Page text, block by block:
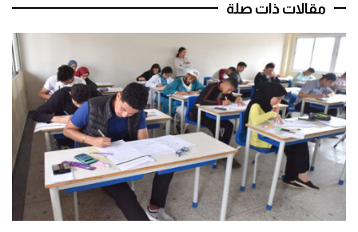
مقالات ذات صلة